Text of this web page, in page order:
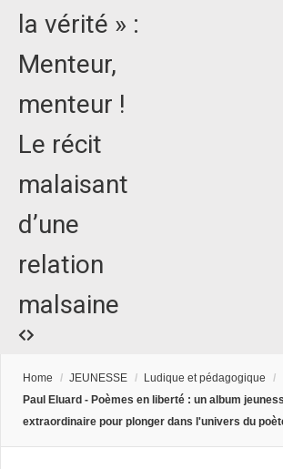
la vérité » :
Menteur,
menteur !
Le récit
malaisant
d’une
relation
malsaine
Home / JEUNESSE / Ludique et pédagogique
/
Paul Eluard - Poèmes en liberté : un album
extraordinaire pour plonger dans l'univers du